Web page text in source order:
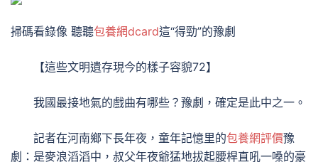
掃碼看錄像 聽聽包養網dcard這“得勁”的豫劇
【這些文明遺存現今的樣子容貌72】
我國最接地氣的戲曲有哪些？豫劇，確定是此中之一。
記者在河南鄉下長年夜，童年記憶里的包養網評價豫
劇：是麥浪滔滔中，叔父年夜爺猛地拔起腰桿直吼一嗓的豪